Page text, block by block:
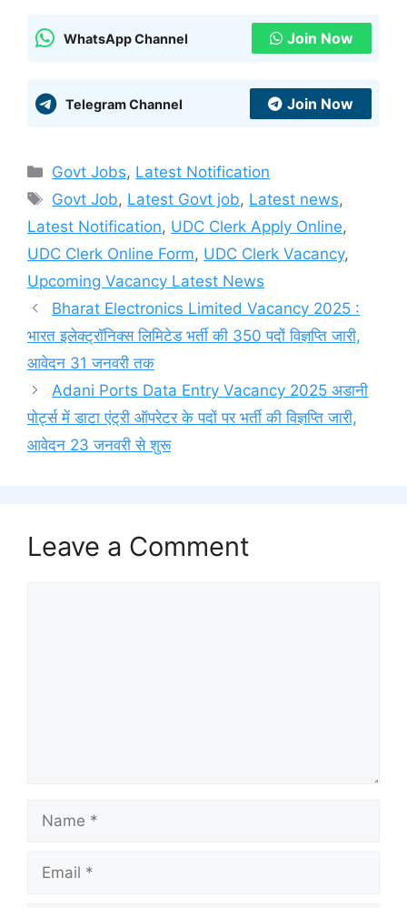
WhatsApp Channel Join Now
Telegram Channel Join Now
Categories
Govt Jobs, Latest Notification
Tags
Govt Job, Latest Govt job, Latest news,
Latest Notification, UDC Clerk Apply Online,
UDC Clerk Online Form, UDC Clerk Vacancy,
Upcoming Vacancy Latest News
Bharat Electronics Limited Vacancy 2025 :
भारत इलेक्ट्रॉनिक्स लिमिटेड भर्ती की 350 पदों विज्ञप्ति जारी,
आवेदन 31 जनवरी तक
Adani Ports Data Entry Vacancy 2025 अडानी
पोर्ट्स में डाटा एंट्री ऑपरेटर के पदों पर भर्ती की विज्ञप्ति जारी,
आवेदन 23 जनवरी से शुरू
Leave a Comment
Name
Email